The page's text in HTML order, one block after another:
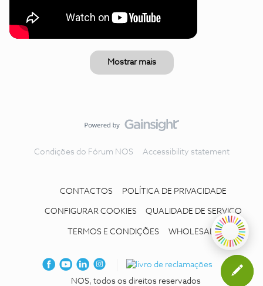
Mostrar mais
Condições do Fórum NOS Accessibility statement
CONTACTOS POLÍTICA DE PRIVACIDADE
CONFIGURAR COOKIES QUALIDADE DE SERVIÇO
TERMOS E CONDIÇÕES WHOLESALE
NOS, todos os direitos reservados